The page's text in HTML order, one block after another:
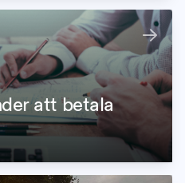
att betala